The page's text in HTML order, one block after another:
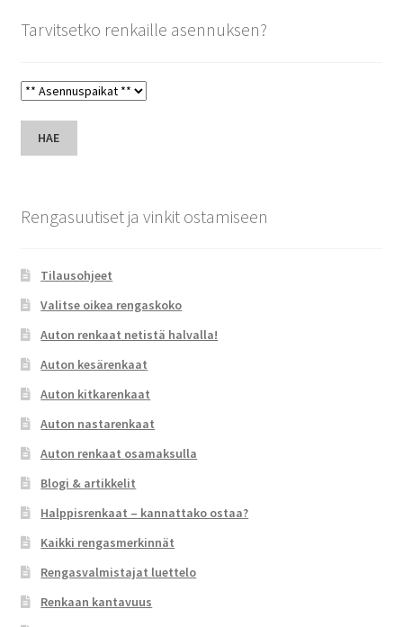
Tarvitsetko renkaille asennuksen?
HAE
Rengasuutiset ja vinkit ostamiseen
Tilausohjeet
Valitse oikea rengaskoko
Auton renkaat netistä halvalla!
Auton kesärenkaat
Auton kitkarenkaat
Auton nastarenkaat
Auton renkaat osamaksulla
Blogi & artikkelit
Halppisrenkaat – kannattako ostaa?
Kaikki rengasmerkinnät
Rengasvalmistajat luettelo
Renkaan kantavuus